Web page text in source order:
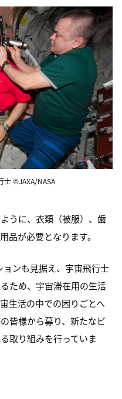
士 ©JAXA/NASA
うに、衣類（被服）、歯
品が必要となります。
ンも見据え、宇宙飛行士
ため、宇宙滞在用の生活
生活の中での困りごとへ
皆様から募り、新たなビ
取り組みを行っていま